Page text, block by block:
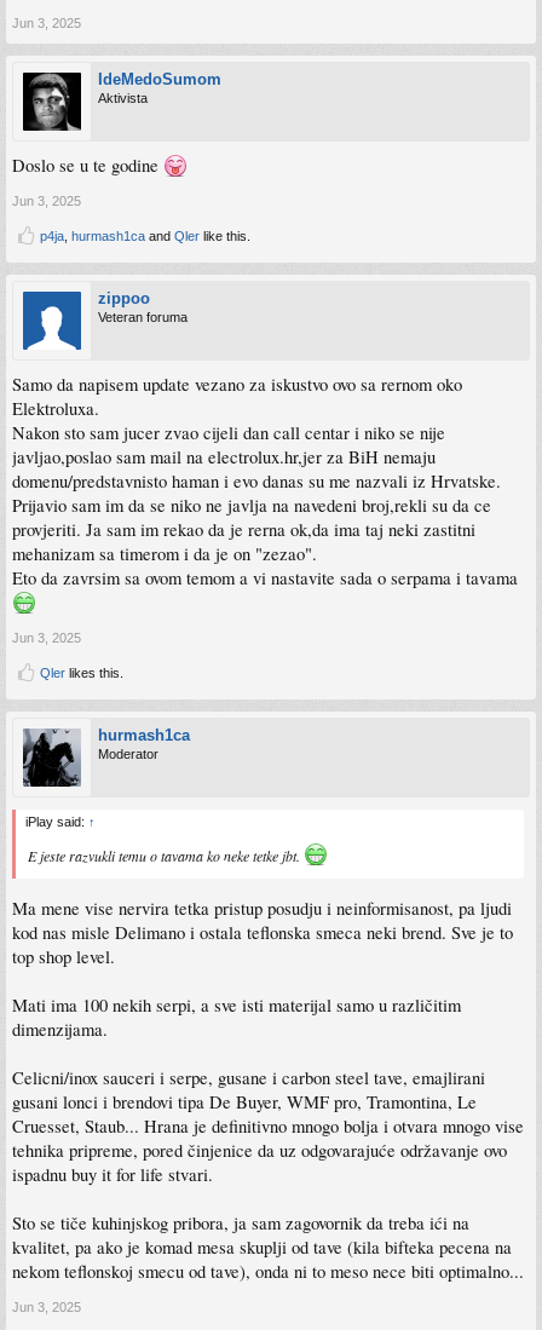
Jun 3, 2025
IdeMedoSumom
Aktivista
Doslo se u te godine
Jun 3, 2025
p4ja hurmash1ca and Qler like this.
zippoo
Veteran foruma
Samo da napisem update vezano za iskustvo ovo sa rernom oko
Elektroluxa.
Nakon sto sam jucer zvao cijeli dan call centar i niko se nije
javljao,poslao sam mail na electrolux.hr,jer za BiH nemaju
domenu/predstavnisto haman i evo danas su me nazvali iz Hrvatske.
Prijavio sam im da se niko ne javlja na navedeni broj,rekli su da ce
provjeriti. Ja sam im rekao da je rerna ok,da ima taj neki zastitni
mehanizam sa timerom i da je on "zezao".
Eto da zavrsim sa ovom temom a vi nastavite sada o serpama i tavama
Jun 3, 2025
Qler likes this.
hurmash1ca
Moderator
iPlay said: ↑
E jeste razvukli temu o tavama ko neke tetke jbt.
Ma mene vise nervira tetka pristup posudju i neinformisanost, pa ljudi
kod nas misle Delimano i ostala teflonska smeca neki brend. Sve je to
top shop level.
Mati ima 100 nekih serpi, a sve isti materijal samo u različitim
dimenzijama.
Celicni/inox sauceri i serpe, gusane i carbon steel tave, emajlirani
gusani lonci i brendovi tipa De Buyer, WMF pro, Tramontina, Le
Cruesset, Staub... Hrana je definitivno mnogo bolja i otvara mnogo vise
tehnika pripreme, pored činjenice da uz odgovarajuće održavanje ovo
ispadnu buy it for life stvari.
Sto se tiče kuhinjskog pribora, ja sam zagovornik da treba ići na
kvalitet, pa ako je komad mesa skuplji od tave (kila bifteka pecena na
nekom teflonskoj smecu od tave), onda ni to meso nece biti optimalno...
Jun 3, 2025